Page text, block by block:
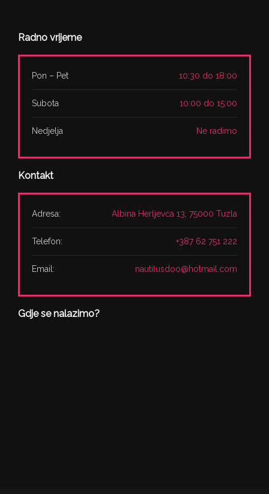
Radno vrijeme
Pon – Pet 10:30 do 18:00
Subota 10:00 do 15:00
Nedjelja Ne radimo
Kontakt
Adresa: Albina Herljevća 13, 75000 Tuzla
Telefon: +387 62 751 222
Email: nautilusdoo@hotmail.com
Gdje se nalazimo?